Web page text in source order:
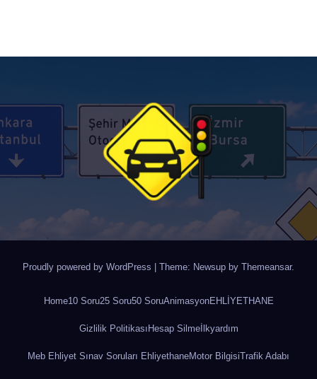
Proudly powered by WordPress Theme: Newsup by Themeansar.
Home10 Soru25 Soru50 SoruAnimasyonEHLİYETHANE
Gizlilik Politikası Hesap Silmeİlkyardım
Meb Ehliyet Sınav Soruları EhliyethaneMotor BilgisiTrafik Adabı